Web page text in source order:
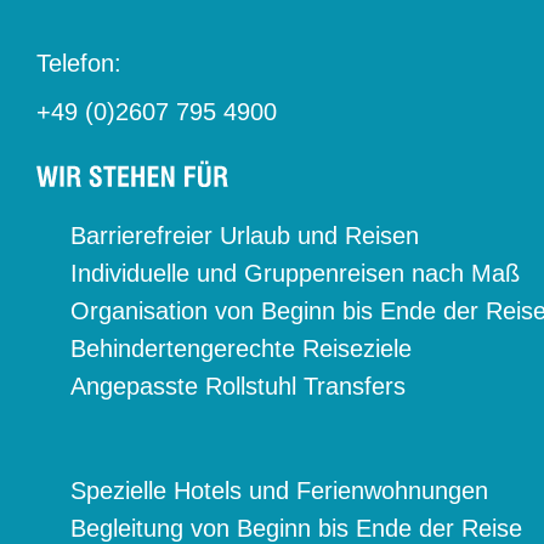
Telefon:
+49 (0)2607 795 4900
Barrierefreier Urlaub und Reisen
Individuelle und Gruppenreisen nach Maß
Organisation von Beginn bis Ende der
Behindertengerechte Reiseziele
Angepasste Rollstuhl Transfers
Spezielle Hotels und Ferienwohnungen
Begleitung von Beginn bis Ende der Reise